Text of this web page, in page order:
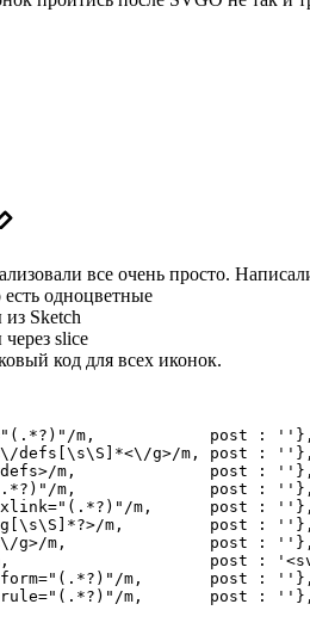
все очень просто.
одноцветные
Sketch
slice
код для всех иконок.
m,            post : ''},
defs[\s\S]*<\/g>/m, post : ''},
m,              post : ''},
m,              post : ''},
m,      post : ''},
m,         post : ''},
g>/m,               post : ''},
post :
m,       post : ''},
m,       post : ''},